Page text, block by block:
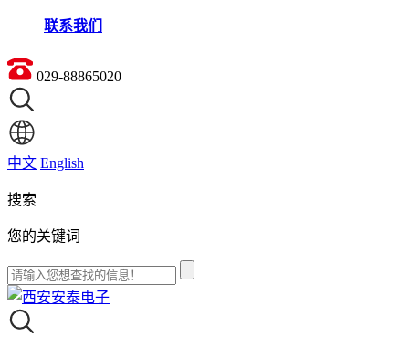
联系我们
029-88865020
中文 English
搜索
您的关键词